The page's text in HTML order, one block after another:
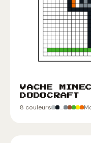
VACHE
DODOCRAFT
8 couleurs